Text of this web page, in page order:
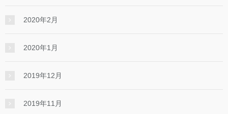
2020年2月
2020年1月
2019年12月
2019年11月